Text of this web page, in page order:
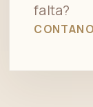
falta?